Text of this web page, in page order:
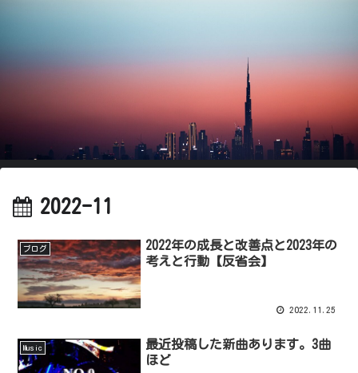
2022-11
ブログ
2022年の成長と改善点と2023年の
考えと行動【反省会】
2022.11.25
Music
最近投稿した新曲あります。3曲
ほど